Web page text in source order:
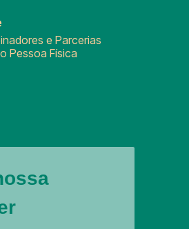
e Parcerias
Pessoa Física